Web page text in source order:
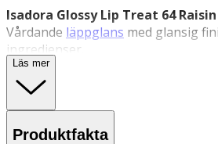
Isadora Glossy Lip Treat 64 Raisin
Vårdande läppglans med glansig
ingredienser.
IsadoraGlossy Lip Treat i nyansen
mjukgörande läppglans i skir
glans utan att kännas klibbigt.
naturliga oljor, sheasmör och E-
Läs mer
Produktfakta